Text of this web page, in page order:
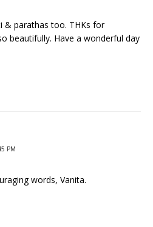
& parathas too. THKs for
beautifully. Have a wonderful day
PM
words, Vanita.